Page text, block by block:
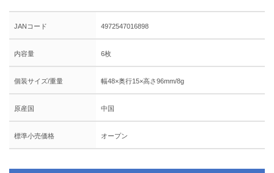
JANコード 4972547016898
内容量 6枚
個装サイズ/重量 幅48×奥行15×高さ96mm/8g
原産国 中国
標準小売価格 オープン